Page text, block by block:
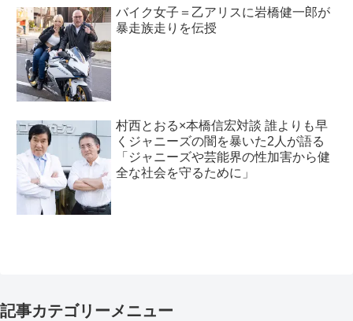
バイク女子＝乙アリスに岩橋健一郎が
暴走族走りを伝授
村西とおる×本橋信宏対談 誰よりも早
くジャニーズの闇を暴いた2人が語る
「ジャニーズや芸能界の性加害から健
全な社会を守るために」
記事カテゴリーメニュー